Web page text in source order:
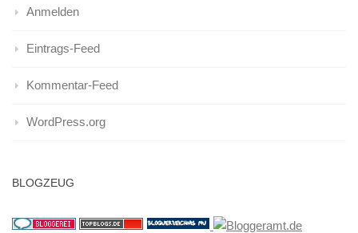
Anmelden
Eintrags-Feed
Kommentar-Feed
WordPress.org
BLOGZEUG